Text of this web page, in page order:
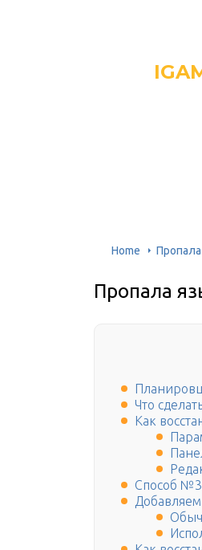
Home Пропала
Пропала
Что
Как
Способ
Добавляем